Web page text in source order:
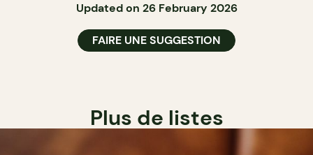
Updated on 26 February 2026
FAIRE UNE SUGGESTION
Plus de listes